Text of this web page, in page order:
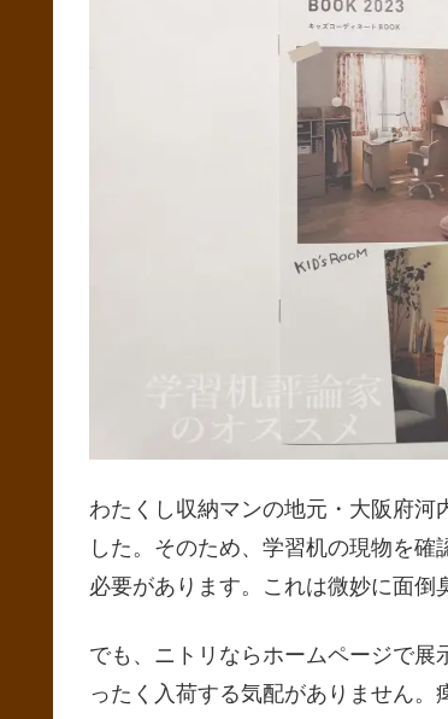
わたくし収納マンの地元・大阪府河
した。そのため、学習机の現物を
必要があります。これは微妙に面倒
でも、ニトリならホームページで展
ったく入荷する気配がありません